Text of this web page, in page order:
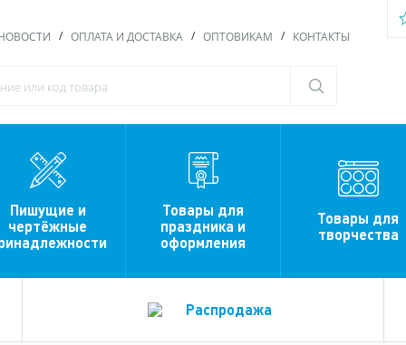
ОПЛАТА И ДОСТАВКА ОПТОВИКАМ КОНТАКТЫ
Пишущие и
чертёжные
Товары для
праздника и
оформления
Товары для
творчества
Распродажа